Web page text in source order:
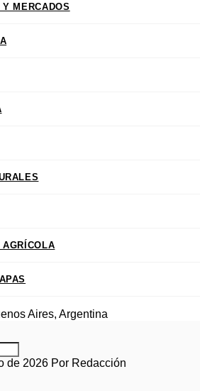
MERCADOS
AGRÍCOLA
Aires, Argentina
de 2026 Por Redacción